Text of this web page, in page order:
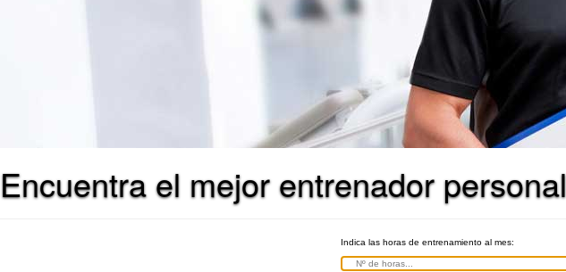
Encuentra el mejor entrenador
Indica las horas de entrenamiento al mes: